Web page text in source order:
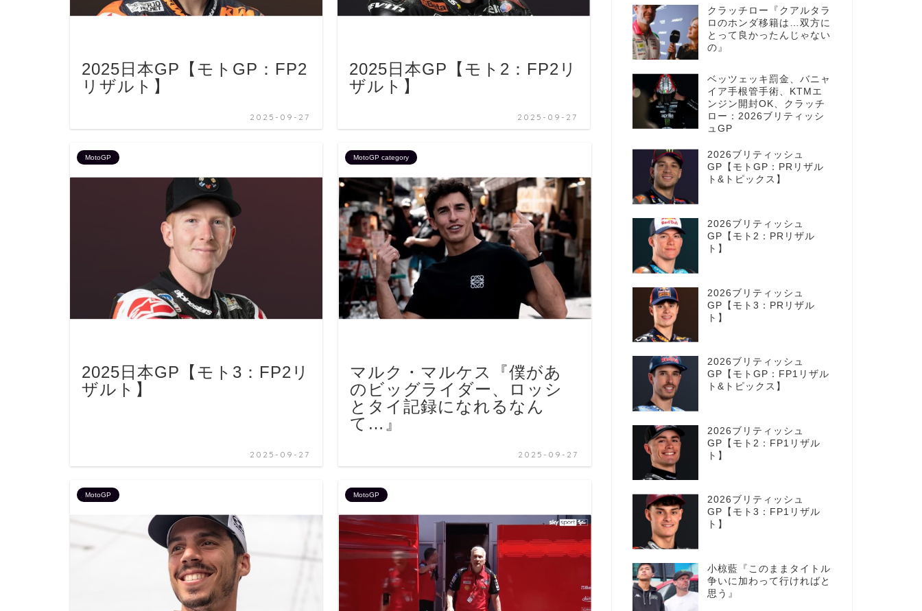
2025日本GP【モトGP：FP2
リザルト】
2025-09-27
2025日本GP【モト2：FP2リ
ザルト】
2025-09-27
MotoGP
2025日本GP【モト3：FP2リ
ザルト】
2025-09-27
MotoGP category
マルク・マルケス『僕があ
のビッグライダー、ロッシ
とタイ記録になれるなん
て…』
2025-09-27
MotoGP MotoGP
クラッチロー『クアルタラ
ロのホンダ移籍は…双方に
とって良かったんじゃない
の』
ベッツェッキ罰金、バニャ
イア手根管手術、KTMエ
ンジン開封OK、クラッチ
ロー：2026ブリティッシ
ュGP
2026ブリティッシュ
GP【モトGP：PRリザル
ト&トピックス】
2026ブリティッシュ
GP【モト2：PRリザル
ト】
2026ブリティッシュ
GP【モト3：PRリザル
ト】
2026ブリティッシュ
GP【モトGP：FP1リザル
ト&トピックス】
2026ブリティッシュ
GP【モト2：FP1リザル
ト】
2026ブリティッシュ
GP【モト3：FP1リザル
ト】
小椋藍『このままタイトル
争いに加わって行ければと
思う』